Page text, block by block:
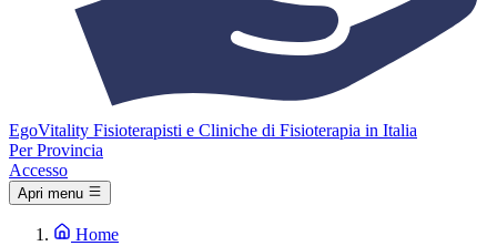
EgoVitality Fisioterapisti e Cliniche di Fisioterapia in Italia
Per Provincia
Accesso
Apri menu
Home